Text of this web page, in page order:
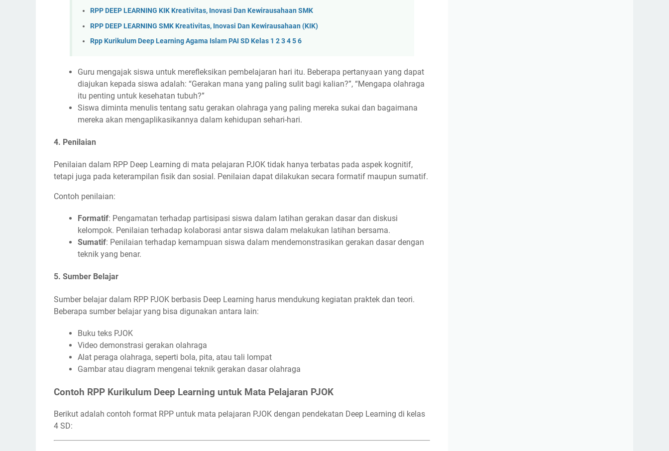
RPP DEEP LEARNING KIK Kreativitas, Inovasi Dan Kewirausahaan SMK
RPP DEEP LEARNING SMK Kreativitas, Inovasi Dan Kewirausahaan (KIK)
Rpp Kurikulum Deep Learning Agama Islam PAI SD Kelas 1 2 3 4 5 6
Guru mengajak siswa untuk merefleksikan pembelajaran hari itu. Beberapa pertanyaan yang dapat
diajukan kepada siswa adalah: “Gerakan mana yang paling sulit bagi kalian?”, “Mengapa olahraga
itu penting untuk kesehatan tubuh?”
Siswa diminta menulis tentang satu gerakan olahraga yang paling mereka sukai dan bagaimana
mereka akan mengaplikasikannya dalam kehidupan sehari-hari.
4. Penilaian
Penilaian dalam RPP Deep Learning di mata pelajaran PJOK tidak hanya terbatas pada aspek kognitif,
tetapi juga pada keterampilan fisik dan sosial. Penilaian dapat dilakukan secara formatif maupun sumatif.
Contoh penilaian:
Formatif: Pengamatan terhadap partisipasi siswa dalam latihan gerakan dasar dan diskusi
kelompok. Penilaian terhadap kolaborasi antar siswa dalam melakukan latihan bersama.
Sumatif: Penilaian terhadap kemampuan siswa dalam mendemonstrasikan gerakan dasar dengan
teknik yang benar.
5. Sumber Belajar
Sumber belajar dalam RPP PJOK berbasis Deep Learning harus mendukung kegiatan praktek dan teori.
Beberapa sumber belajar yang bisa digunakan antara lain:
Buku teks PJOK
Video demonstrasi gerakan olahraga
Alat peraga olahraga, seperti bola, pita, atau tali lompat
Gambar atau diagram mengenai teknik gerakan dasar olahraga
Contoh RPP Kurikulum Deep Learning untuk Mata Pelajaran PJOK
Berikut adalah contoh format RPP untuk mata pelajaran PJOK dengan pendekatan Deep Learning di kelas
4 SD: